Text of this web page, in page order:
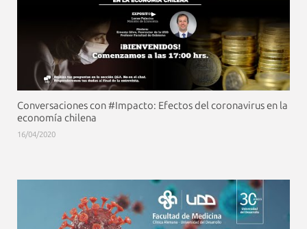
Conversaciones con #Impacto: Efectos del coronavirus en la
economía chilena
16/04/2020